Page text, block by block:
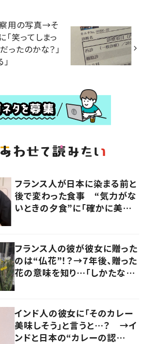
用の写真→そ
笑ってしまっ
ったのかな？」
フランス人が日本に染まる前と
後で変わった食事 “気力がな
いときの夕食”に「確かに美味
フランス人の彼が彼女に贈った
のは“仏花”！？→7年後、贈った
花の意味を知り…「しかたな
インド人の彼女に「そのカレー
美味しそう」と言うと…？ →イ
ンドと日本の“カレーの認